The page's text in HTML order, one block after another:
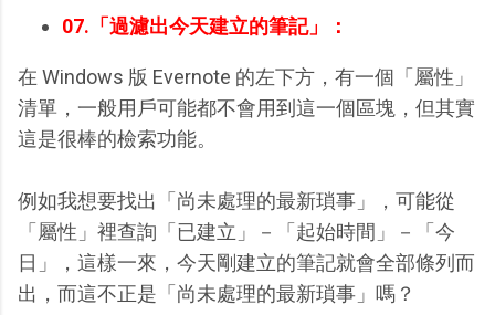
07.「過濾出今天建立的筆記」：
在 Windows 版 Evernote 的左下方，有一個「屬性」
清單，一般用戶可能都不會用到這一個區塊，但其實
這是很棒的檢索功能。
例如我想要找出「尚未處理的最新瑣事」，可能從
「屬性」裡查詢「已建立」－「起始時間」－「今
日」，這樣一來，今天剛建立的筆記就會全部條列而
出，而這不正是「尚未處理的最新瑣事」嗎？